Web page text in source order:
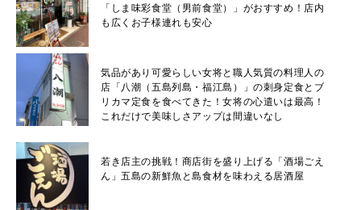
「しま味彩食堂（男前食堂）」がおすすめ！店内
も広くお子様連れも安心
気品があり可愛らしい女将と職人気質の料理人の
店「八潮（五島列島・福江島）」の刺身定食とブ
リカマ定食を食べてきた！女将の心遣いは最高！
これだけで美味しさアップは間違いなし
若き店主の挑戦！商店街を盛り上げる「酒場ごえ
ん」五島の新鮮魚と島食材を味わえる居酒屋